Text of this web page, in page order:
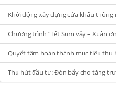
Khởi động xây dựng cửa khẩu
Chương trình “Tết Sum vầy – Xuân
Quyết tâm hoàn thành mục tiêu thu
Thu hút đầu tư: Đòn bẩy cho tăng